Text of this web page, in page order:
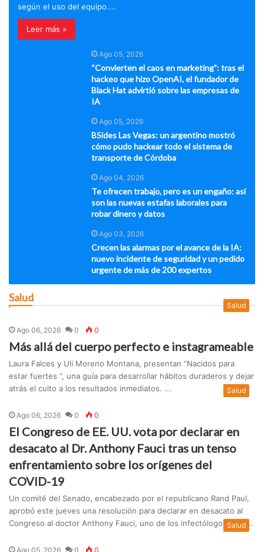
según el uso del equipo....
Leer más »
Ago 05, 2026
“Convierten el caos en marketing”: tras el
hackeo que hizo OpenAI, el fundador de
Black Hat advirtió sobre las empresas de
IA
Ago 05, 2026
BSides Las Vegas: un argentino mostró
cómo pudo hackear todo el sistema de
transporte de Córdoba
Ago 04, 2026
Te ofrecen trabajo, pero es un engaño: así
son las nuevas estafas laborales para
robar dinero y datos
Ago 03, 2026
Crecen las alarmas por el avance de la IA:
nuevo incidente de seguridad y un pedido
urgente de más de 200 expertos
Salud
Salud
Ago 06, 2026 0 0
Más allá del cuerpo perfecto e instagrameable
Laura Falces y Uli Moreno Montana, presentan “Nacidos para
estar fuertes “, una guía para desarrollar hábitos duraderos y dejar
atrás el culto a los resultados inmediatos. ...
Salud
Ago 06, 2026 0 0
El Congreso de EE. UU. vota por declarar en
desacato al Dr. Anthony Fauci tras un tenso
enfrentamiento sobre los orígenes del
COVID-19
Un comité del Senado, encabezado por el republicano Rand Paul,
aprobó este jueves una resolución para declarar en desacato al
Congreso al doctor Anthony Fauci, uno de los infectólogos más ...
Salud
Ago 05, 2026 0 0